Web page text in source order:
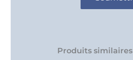
Produits similaires